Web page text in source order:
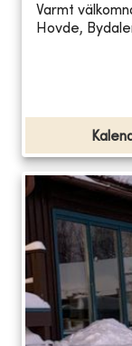
Varmt
Hovde,